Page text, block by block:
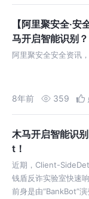
【阿里聚安全·
马开启智能识别？
阿里聚安全安全资讯
8年前 359
木马开启智能识
t！
近期，Client-
钱盾反诈实验室快速
前身是由“BankBot”